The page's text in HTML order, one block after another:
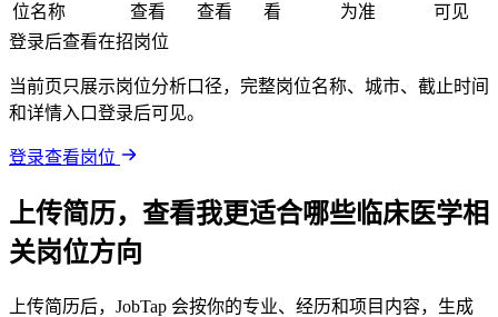
位名称
查看
查看
看
为准
可见
登录后查看在招岗位
当前页只展示岗位分析口径，完整岗位名称、城市、截止时间
和详情入口登录后可见。
登录查看岗位
上传简历，查看我更适合哪些临床医学相
关岗位方向
上传简历后，JobTap 会按你的专业、经历和项目内容，生成